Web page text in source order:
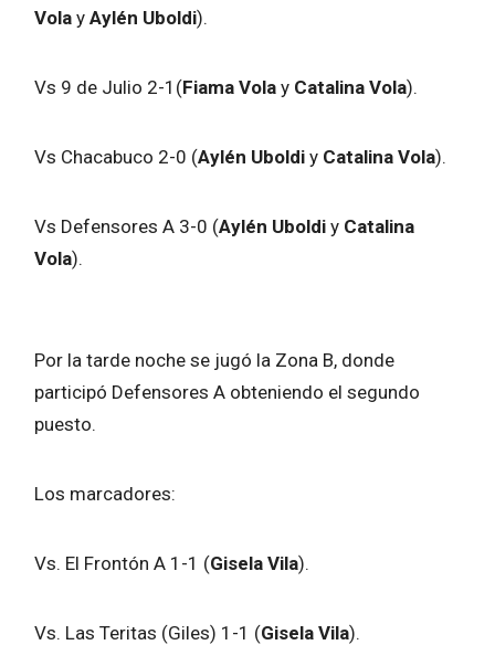
Vola y Aylén Uboldi).
Vs 9 de Julio 2-1(Fiama Vola y Catalina Vola).
Vs Chacabuco 2-0 (Aylén Uboldi y Catalina Vola).
Vs Defensores A 3-0 (Aylén Uboldi y Catalina
Vola).
Por la tarde noche se jugó la Zona B, donde
participó Defensores A obteniendo el segundo
puesto.
Los marcadores:
Vs. El Frontón A 1-1 (Gisela Vila).
Vs. Las Teritas (Giles) 1-1 (Gisela Vila).